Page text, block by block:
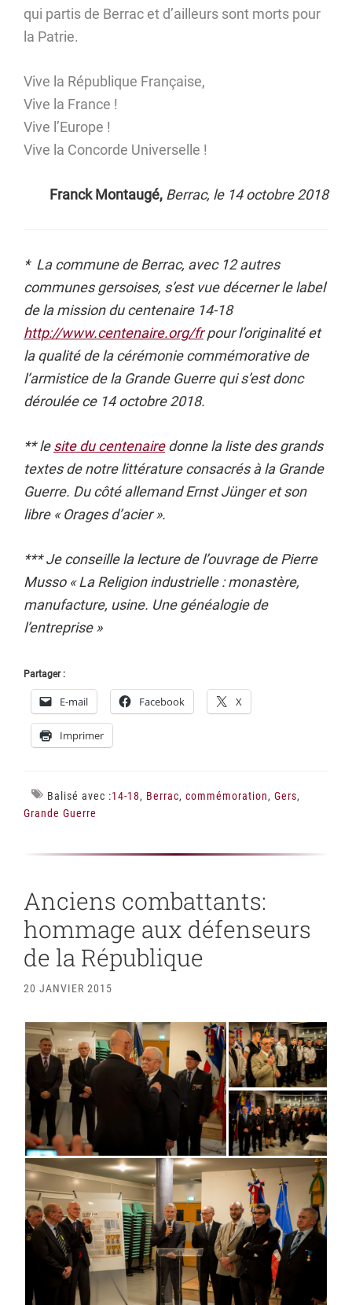
qui partis de Berrac et d’ailleurs sont morts pour
la Patrie.
Vive la République Française,
Vive la France !
Vive l’Europe !
Vive la Concorde Universelle !
Franck Montaugé, Berrac, le 14 octobre 2018
* La commune de Berrac, avec 12 autres
communes gersoises, s’est vue décerner le label
de la mission du centenaire 14-18
http://www.centenaire.org/frpour l’originalité et
la qualité de la cérémonie commémorative de
l’armistice de la Grande Guerre qui s’est donc
déroulée ce 14 octobre 2018.
** lesite du centenairedonne la liste des grands
textes de notre littérature consacrés à la Grande
Guerre. Du côté allemand Ernst Jünger et son
libre « Orages d’acier ».
*** Je conseille la lecture de l’ouvrage de Pierre
Musso « La Religion industrielle : monastère,
manufacture, usine. Une généalogie de
l’entreprise »
Partager :
E-mail Facebook X
Imprimer
Balisé avec :14-18, Berrac, commémoration, Gers,
Grande Guerre
Anciens combattants:
hommage aux défenseurs
de la République
20 JANVIER 2015